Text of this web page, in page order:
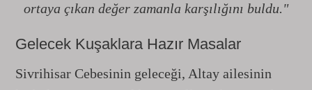
ortaya çıkan değer zamanla karşılığını buldu."
Gelecek Kuşaklara Hazır Masalar
Sivrihisar Cebesinin geleceği, Altay ailesinin